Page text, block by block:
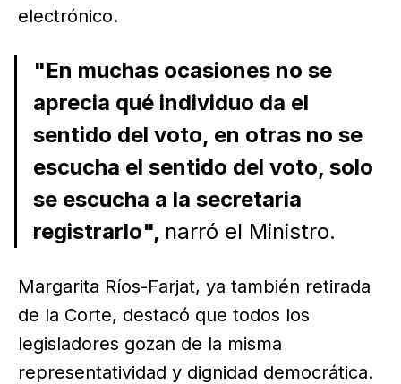
electrónico.
"En muchas ocasiones no se
aprecia qué individuo da el
sentido del voto, en otras no se
escucha el sentido del voto, solo
se escucha a la secretaria
registrarlo", narró el Ministro.
Margarita Ríos-Farjat, ya también retirada
de la Corte, destacó que todos los
legisladores gozan de la misma
representatividad y dignidad democrática.